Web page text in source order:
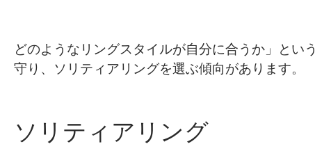
どのようなリングスタイルが自分に合うか」と
守り、ソリティアリングを選ぶ傾向があります。
ソリティアリング